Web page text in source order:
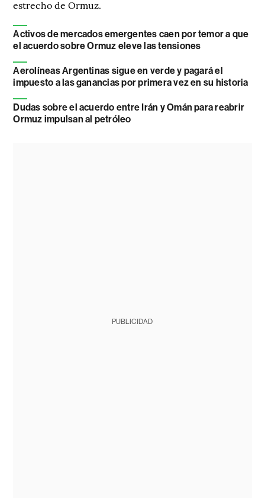
estrecho de Ormuz.
Activos de mercados emergentes caen por temor a que
el acuerdo sobre Ormuz eleve las tensiones
Aerolíneas Argentinas sigue en verde y pagará el
impuesto a las ganancias por primera vez en su historia
Dudas sobre el acuerdo entre Irán y Omán para reabrir
Ormuz impulsan al petróleo
PUBLICIDAD